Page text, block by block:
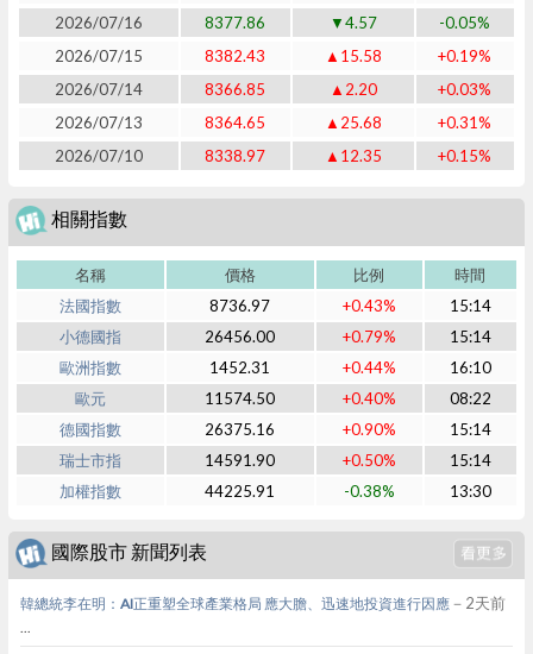
2026/07/16
8377.86 ▼4.57
-0.05%
2026/07/15
8382.43 ▲15.58
+0.19%
2026/07/14
8366.85 ▲2.20
+0.03%
2026/07/13
8364.65 ▲25.68
+0.31%
2026/07/10
8338.97 ▲12.35 +0.15%
相關指數
名稱 價格 比例
時間
法國指數
8736.97 +0.43%
15:14
小德國指
26456.00 +0.79%
15:14
歐洲指數
1452.31 +0.44%
16:10
歐元
11574.50 +0.40%
08:22
德國指數
26375.16 +0.90%
15:14
瑞士市指
14591.90 +0.50%
15:14
加權指數
44225.91 -0.38% 13:30
國際股市 新聞列表
韓總統李在明：AI正重塑全球產業格局 應大膽、迅速地投資進行因應－2天前
...